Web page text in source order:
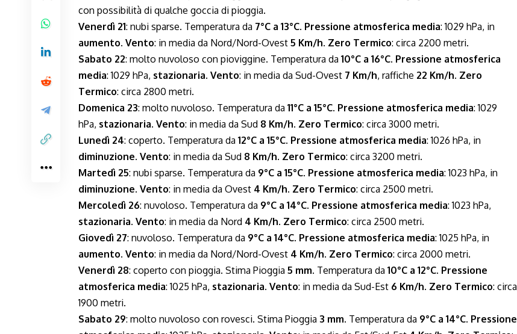
con possibilità di qualche goccia di pioggia.
Venerdì 21: nubi sparse. Temperatura da 7°C a 13°C. Pressione atmosferica media: 1029 hPa, in
aumento. Vento: in media da Nord/Nord-Ovest 5 Km/h. Zero Termico: circa 2200 metri.
Sabato 22: molto nuvoloso con pioviggine. Temperatura da 10°C a 16°C. Pressione atmosferica
media: 1029 hPa, stazionaria. Vento: in media da Sud-Ovest 7 Km/h, raffiche 22 Km/h. Zero
Termico: circa 2800 metri.
Domenica 23: molto nuvoloso. Temperatura da 11°C a 15°C. Pressione atmosferica media: 1029
hPa, stazionaria. Vento: in media da Sud 8 Km/h. Zero Termico: circa 3000 metri.
Lunedì 24: coperto. Temperatura da 12°C a 15°C. Pressione atmosferica media: 1026 hPa, in
diminuzione. Vento: in media da Sud 8 Km/h. Zero Termico: circa 3200 metri.
Martedì 25: nubi sparse. Temperatura da 9°C a 15°C. Pressione atmosferica media: 1023 hPa, in
diminuzione. Vento: in media da Ovest 4 Km/h. Zero Termico: circa 2500 metri.
Mercoledì 26: nuvoloso. Temperatura da 9°C a 14°C. Pressione atmosferica media: 1023 hPa,
stazionaria. Vento: in media da Nord 4 Km/h. Zero Termico: circa 2500 metri.
Giovedì 27: nuvoloso. Temperatura da 9°C a 14°C. Pressione atmosferica media: 1025 hPa, in
aumento. Vento: in media da Nord/Nord-Ovest 4 Km/h. Zero Termico: circa 2000 metri.
Venerdì 28: coperto con pioggia. Stima Pioggia 5 mm. Temperatura da 10°C a 12°C. Pressione
atmosferica media: 1025 hPa, stazionaria. Vento: in media da Sud-Est 6 Km/h. Zero Termico: circa
1900 metri.
Sabato 29: molto nuvoloso con rovesci. Stima Pioggia 3 mm. Temperatura da 9°C a 14°C. Pressione